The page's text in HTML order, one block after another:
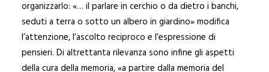
organizzarlo: «… il parlare in cerchio o da dietro i banchi,
seduti a terra o sotto un albero in giardino» modifica
l’attenzione, l’ascolto reciproco e l’espressione di
pensieri. Di altrettanta rilevanza sono infine gli aspetti
della cura della memoria, «a partire dalla memoria del